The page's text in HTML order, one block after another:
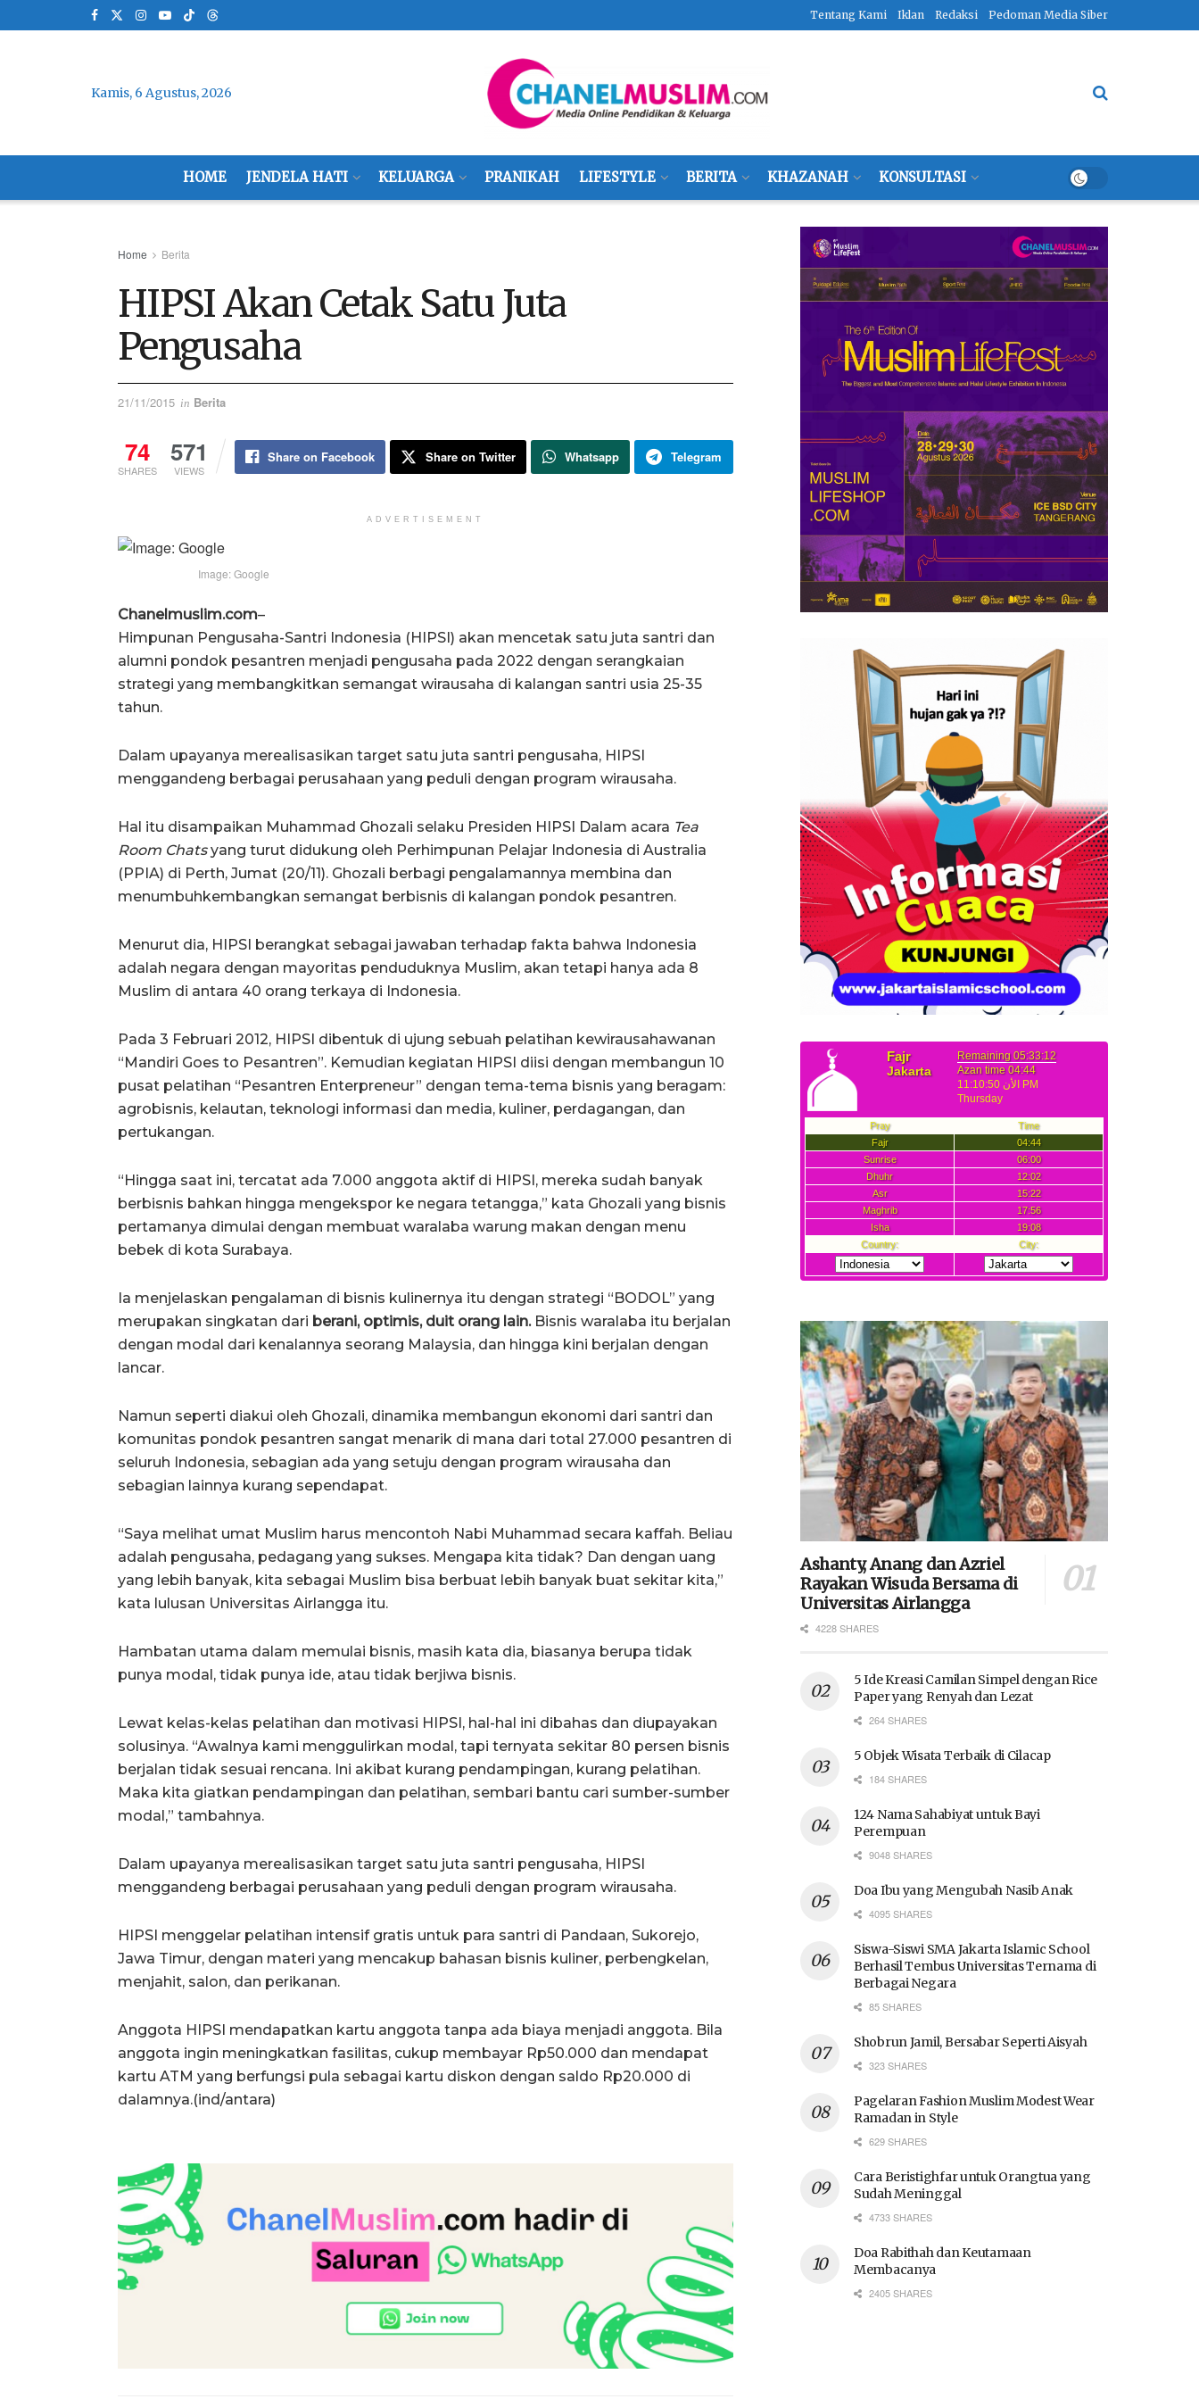
Tentang Kami Iklan Redaksi Pedoman Media Siber
Kamis, 6 Agustus, 2026
HOME JENDELA HATI KELUARGA PRANIKAH LIFESTYLE BERITA KHAZANAH KONSULTASI
Home Berita
HIPSI Akan Cetak Satu Juta
Pengusaha
21/11/2015 in Berita
74
SHARES
571
VIEWS
Share on Facebook Share on Twitter Whatsapp Telegram
ADVERTISEMENT
Image: Google
Chanelmuslim.com–
Himpunan Pengusaha-Santri Indonesia (HIPSI) akan mencetak satu juta santri dan
alumni pondok pesantren menjadi pengusaha pada 2022 dengan serangkaian
strategi yang membangkitkan semangat wirausaha di kalangan santri usia 25-35
tahun.
Dalam upayanya merealisasikan target satu juta santri pengusaha, HIPSI
menggandeng berbagai perusahaan yang peduli dengan program wirausaha.
Hal itu disampaikan Muhammad Ghozali selaku Presiden HIPSI Dalam acara Tea
Room Chatsyang turut didukung oleh Perhimpunan Pelajar Indonesia di Australia
(PPIA) di Perth, Jumat (20/11). Ghozali berbagi pengalamannya membina dan
menumbuhkembangkan semangat berbisnis di kalangan pondok pesantren.
Menurut dia, HIPSI berangkat sebagai jawaban terhadap fakta bahwa Indonesia
adalah negara dengan mayoritas penduduknya Muslim, akan tetapi hanya ada 8
Muslim di antara 40 orang terkaya di Indonesia.
Pada 3 Februari 2012, HIPSI dibentuk di ujung sebuah pelatihan kewirausahawanan
“Mandiri Goes to Pesantren”. Kemudian kegiatan HIPSI diisi dengan membangun 10
pusat pelatihan “Pesantren Enterpreneur” dengan tema-tema bisnis yang beragam:
agrobisnis, kelautan, teknologi informasi dan media, kuliner, perdagangan, dan
pertukangan.
“Hingga saat ini, tercatat ada 7.000 anggota aktif di HIPSI, mereka sudah banyak
berbisnis bahkan hingga mengekspor ke negara tetangga,” kata Ghozali yang bisnis
pertamanya dimulai dengan membuat waralaba warung makan dengan menu
bebek di kota Surabaya.
Ia menjelaskan pengalaman di bisnis kulinernya itu dengan strategi “BODOL” yang
merupakan singkatan dari berani, optimis, duit orang lain.Bisnis waralaba itu berjalan
dengan modal dari kenalannya seorang Malaysia, dan hingga kini berjalan dengan
lancar.
Namun seperti diakui oleh Ghozali, dinamika membangun ekonomi dari santri dan
komunitas pondok pesantren sangat menarik di mana dari total 27.000 pesantren di
seluruh Indonesia, sebagian ada yang setuju dengan program wirausaha dan
sebagian lainnya kurang sependapat.
“Saya melihat umat Muslim harus mencontoh Nabi Muhammad secara kaffah. Beliau
adalah pengusaha, pedagang yang sukses. Mengapa kita tidak? Dan dengan uang
yang lebih banyak, kita sebagai Muslim bisa berbuat lebih banyak buat sekitar kita,”
kata lulusan Universitas Airlangga itu.
Hambatan utama dalam memulai bisnis, masih kata dia, biasanya berupa tidak
punya modal, tidak punya ide, atau tidak berjiwa bisnis.
Lewat kelas-kelas pelatihan dan motivasi HIPSI, hal-hal ini dibahas dan diupayakan
solusinya. “Awalnya kami menggulirkan modal, tapi ternyata sekitar 80 persen bisnis
berjalan tidak sesuai rencana. Ini akibat kurang pendampingan, kurang pelatihan.
Maka kita giatkan pendampingan dan pelatihan, sembari bantu cari sumber-sumber
modal,” tambahnya.
Dalam upayanya merealisasikan target satu juta santri pengusaha, HIPSI
menggandeng berbagai perusahaan yang peduli dengan program wirausaha.
HIPSI menggelar pelatihan intensif gratis untuk para santri di Pandaan, Sukorejo,
Jawa Timur, dengan materi yang mencakup bahasan bisnis kuliner, perbengkelan,
menjahit, salon, dan perikanan.
Anggota HIPSI mendapatkan kartu anggota tanpa ada biaya menjadi anggota. Bila
anggota ingin meningkatkan fasilitas, cukup membayar Rp50.000 dan mendapat
kartu ATM yang berfungsi pula sebagai kartu diskon dengan saldo Rp20.000 di
dalamnya.(ind/antara)
Ashanty, Anang dan Azriel
Rayakan Wisuda Bersama di
Universitas Airlangga
4228 SHARES
5 Ide Kreasi Camilan Simpel dengan Rice
Paper yang Renyah dan Lezat
264 SHARES
5 Objek Wisata Terbaik di Cilacap
184 SHARES
124 Nama Sahabiyat untuk Bayi
Perempuan
9048 SHARES
Doa Ibu yang Mengubah Nasib Anak
4095 SHARES
Siswa-Siswi SMA Jakarta Islamic School
Berhasil Tembus Universitas Ternama di
Berbagai Negara
85 SHARES
Shobrun Jamil, Bersabar Seperti Aisyah
323 SHARES
Pagelaran Fashion Muslim Modest Wear
Ramadan in Style
629 SHARES
Cara Beristighfar untuk Orangtua yang
Sudah Meninggal
4733 SHARES
Doa Rabithah dan Keutamaan
Membacanya
2405 SHARES